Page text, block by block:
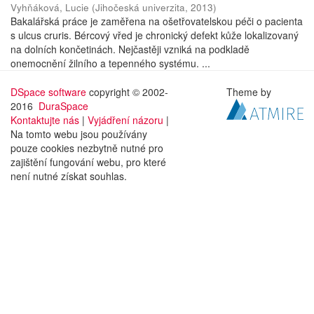
Vyhňáková, Lucie (Jihočeská univerzita, 2013)
Bakalářská práce je zaměřena na ošetřovatelskou péči o pacienta
s ulcus cruris. Bércový vřed je chronický defekt kůže lokalizovaný
na dolních končetinách. Nejčastěji vzniká na podkladě
onemocnění žilního a tepenného systému. ...
DSpace software copyright © 2002-
2016 DuraSpace
Kontaktujte nás | Vyjádření názoru |
Na tomto webu jsou používány
pouze cookies nezbytně nutné pro
zajištění fungování webu, pro které
není nutné získat souhlas.
Theme by